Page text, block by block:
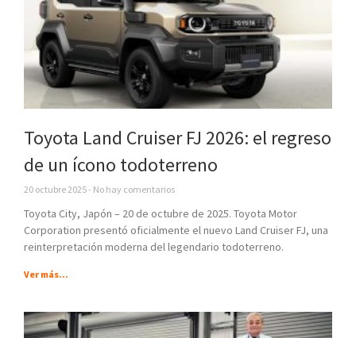
Toyota Land Cruiser FJ 2026: el regreso
de un ícono todoterreno
20 octubre 2025 No hay comentarios
Toyota City, Japón – 20 de octubre de 2025. Toyota Motor
Corporation presentó oficialmente el nuevo Land Cruiser FJ, una
reinterpretación moderna del legendario todoterreno.
Ver más...